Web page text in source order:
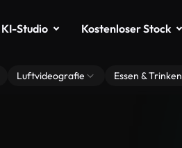
KI-Studio Kostenloser Stock
Luftvideografie Essen & Trinken